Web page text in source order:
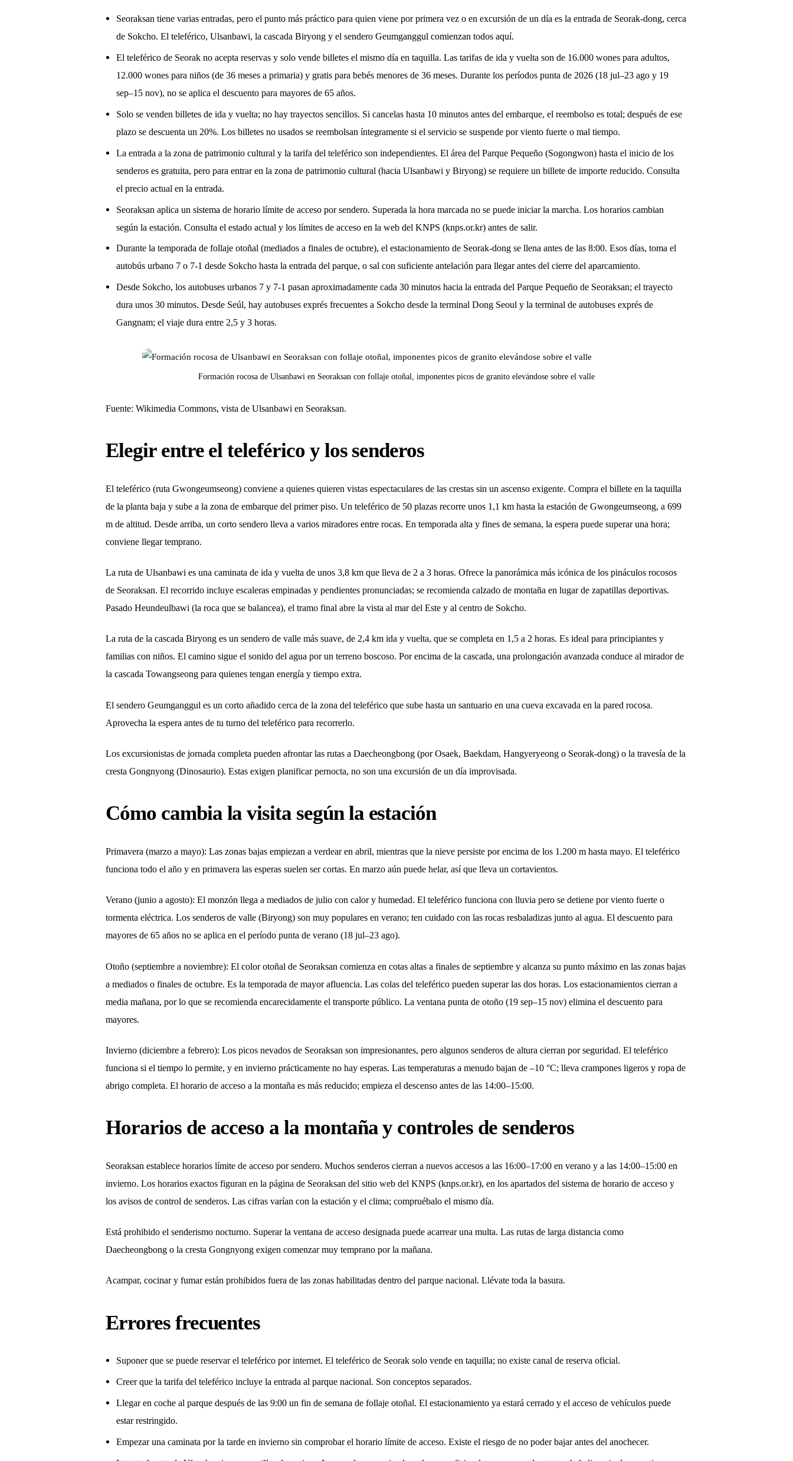
Seoraksan tiene varias entradas, pero el punto más práctico para quien viene por primera vez o en excursión de un día es la entrada de Seorak-dong, cerca
de Sokcho. El teleférico, Ulsanbawi, la cascada Biryong y el sendero Geumganggul comienzan todos aquí.
El teleférico de Seorak no acepta reservas y solo vende billetes el mismo día en taquilla. Las tarifas de ida y vuelta son de 16.000 wones para adultos,
12.000 wones para niños (de 36 meses a primaria) y gratis para bebés menores de 36 meses. Durante los períodos punta de 2026 (18 jul–23 ago y 19
sep–15 nov), no se aplica el descuento para mayores de 65 años.
Solo se venden billetes de ida y vuelta; no hay trayectos sencillos. Si cancelas hasta 10 minutos antes del embarque, el reembolso es total; después de ese
plazo se descuenta un 20%. Los billetes no usados se reembolsan íntegramente si el servicio se suspende por viento fuerte o mal tiempo.
La entrada a la zona de patrimonio cultural y la tarifa del teleférico son independientes. El área del Parque Pequeño (Sogongwon) hasta el inicio de los
senderos es gratuita, pero para entrar en la zona de patrimonio cultural (hacia Ulsanbawi y Biryong) se requiere un billete de importe reducido. Consulta
el precio actual en la entrada.
Seoraksan aplica un sistema de horario límite de acceso por sendero. Superada la hora marcada no se puede iniciar la marcha. Los horarios cambian
según la estación. Consulta el estado actual y los límites de acceso en la web del KNPS (knps.or.kr) antes de salir.
Durante la temporada de follaje otoñal (mediados a finales de octubre), el estacionamiento de Seorak-dong se llena antes de las 8:00. Esos días, toma el
autobús urbano 7 o 7-1 desde Sokcho hasta la entrada del parque, o sal con suficiente antelación para llegar antes del cierre del aparcamiento.
Desde Sokcho, los autobuses urbanos 7 y 7-1 pasan aproximadamente cada 30 minutos hacia la entrada del Parque Pequeño de Seoraksan; el trayecto
dura unos 30 minutos. Desde Seúl, hay autobuses exprés frecuentes a Sokcho desde la terminal Dong Seoul y la terminal de autobuses exprés de
Gangnam; el viaje dura entre 2,5 y 3 horas.
Formación rocosa de Ulsanbawi en Seoraksan con follaje otoñal, imponentes picos de granito elevándose sobre el valle
Fuente: Wikimedia Commons, vista de Ulsanbawi en Seoraksan.
Elegir entre el teleférico y los senderos
El teleférico (ruta Gwongeumseong) conviene a quienes quieren vistas espectaculares de las crestas sin un ascenso exigente. Compra el billete en la taquilla
de la planta baja y sube a la zona de embarque del primer piso. Un teleférico de 50 plazas recorre unos 1,1 km hasta la estación de Gwongeumseong, a 699
m de altitud. Desde arriba, un corto sendero lleva a varios miradores entre rocas. En temporada alta y fines de semana, la espera puede superar una hora;
conviene llegar temprano.
La ruta de Ulsanbawi es una caminata de ida y vuelta de unos 3,8 km que lleva de 2 a 3 horas. Ofrece la panorámica más icónica de los pináculos rocosos
de Seoraksan. El recorrido incluye escaleras empinadas y pendientes pronunciadas; se recomienda calzado de montaña en lugar de zapatillas deportivas.
Pasado Heundeulbawi (la roca que se balancea), el tramo final abre la vista al mar del Este y al centro de Sokcho.
La ruta de la cascada Biryong es un sendero de valle más suave, de 2,4 km ida y vuelta, que se completa en 1,5 a 2 horas. Es ideal para principiantes y
familias con niños. El camino sigue el sonido del agua por un terreno boscoso. Por encima de la cascada, una prolongación avanzada conduce al mirador de
la cascada Towangseong para quienes tengan energía y tiempo extra.
El sendero Geumganggul es un corto añadido cerca de la zona del teleférico que sube hasta un santuario en una cueva excavada en la pared rocosa.
Aprovecha la espera antes de tu turno del teleférico para recorrerlo.
Los excursionistas de jornada completa pueden afrontar las rutas a Daecheongbong (por Osaek, Baekdam, Hangyeryeong o Seorak-dong) o la travesía de la
cresta Gongnyong (Dinosaurio). Estas exigen planificar pernocta, no son una excursión de un día improvisada.
Cómo cambia la visita según la estación
Primavera (marzo a mayo): Las zonas bajas empiezan a verdear en abril, mientras que la nieve persiste por encima de los 1.200 m hasta mayo. El teleférico
funciona todo el año y en primavera las esperas suelen ser cortas. En marzo aún puede helar, así que lleva un cortavientos.
Verano (junio a agosto): El monzón llega a mediados de julio con calor y humedad. El teleférico funciona con lluvia pero se detiene por viento fuerte o
tormenta eléctrica. Los senderos de valle (Biryong) son muy populares en verano; ten cuidado con las rocas resbaladizas junto al agua. El descuento para
mayores de 65 años no se aplica en el período punta de verano (18 jul–23 ago).
Otoño (septiembre a noviembre): El color otoñal de Seoraksan comienza en cotas altas a finales de septiembre y alcanza su punto máximo en las zonas bajas
a mediados o finales de octubre. Es la temporada de mayor afluencia. Las colas del teleférico pueden superar las dos horas. Los estacionamientos cierran a
media mañana, por lo que se recomienda encarecidamente el transporte público. La ventana punta de otoño (19 sep–15 nov) elimina el descuento para
mayores.
Invierno (diciembre a febrero): Los picos nevados de Seoraksan son impresionantes, pero algunos senderos de altura cierran por seguridad. El teleférico
funciona si el tiempo lo permite, y en invierno prácticamente no hay esperas. Las temperaturas a menudo bajan de –10 °C; lleva crampones ligeros y ropa de
abrigo completa. El horario de acceso a la montaña es más reducido; empieza el descenso antes de las 14:00–15:00.
Horarios de acceso a la montaña y controles de senderos
Seoraksan establece horarios límite de acceso por sendero. Muchos senderos cierran a nuevos accesos a las 16:00–17:00 en verano y a las 14:00–15:00 en
invierno. Los horarios exactos figuran en la página de Seoraksan del sitio web del KNPS (knps.or.kr), en los apartados del sistema de horario de acceso y
los avisos de control de senderos. Las cifras varían con la estación y el clima; compruébalo el mismo día.
Está prohibido el senderismo nocturno. Superar la ventana de acceso designada puede acarrear una multa. Las rutas de larga distancia como
Daecheongbong o la cresta Gongnyong exigen comenzar muy temprano por la mañana.
Acampar, cocinar y fumar están prohibidos fuera de las zonas habilitadas dentro del parque nacional. Llévate toda la basura.
Errores frecuentes
Suponer que se puede reservar el teleférico por internet. El teleférico de Seorak solo vende en taquilla; no existe canal de reserva oficial.
Creer que la tarifa del teleférico incluye la entrada al parque nacional. Son conceptos separados.
Llegar en coche al parque después de las 9:00 un fin de semana de follaje otoñal. El estacionamiento ya estará cerrado y el acceso de vehículos puede
estar restringido.
Empezar una caminata por la tarde en invierno sin comprobar el horario límite de acceso. Existe el riesgo de no poder bajar antes del anochecer.